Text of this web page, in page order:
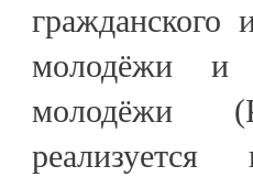
гражданского
молодёжи и
молодёжи